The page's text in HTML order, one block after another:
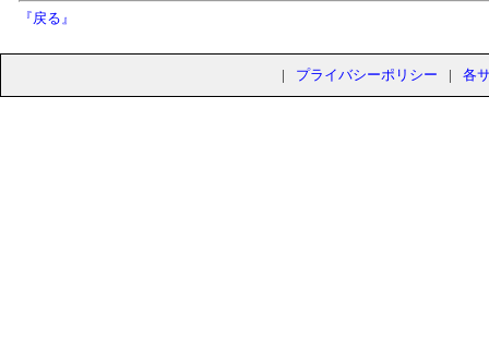
『戻る』
| プライバシーポリシー | 各